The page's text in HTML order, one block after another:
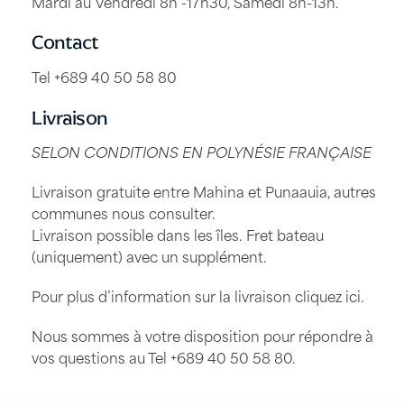
Contact
Tel +689 40 50 58 80
Livraison
SELON CONDITIONS EN POLYNÉSIE FRANÇAISE
Livraison gratuite entre Mahina et Punaauia, autres
communes nous consulter.
Livraison possible dans les îles. Fret bateau
(uniquement) avec un supplément.
Pour plus d’information sur la livraisoncliquez ici.
Nous sommes à votre disposition pour répondre à
vos questions au Tel +689 40 50 58 80.